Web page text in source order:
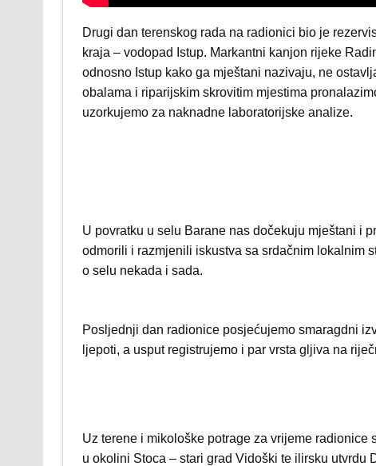
Drugi dan terenskog rada na radionici bio je
kraja – vodopad Istup. Markantni kanjon rijeke
odnosno Istup kako ga mještani nazivaju, ne
obalama i riparijskim skrovitim mjestima
uzorkujemo za naknadne laboratorijske analize.
U povratku u selu Barane nas dočekuju mještani i
odmorili i razmjenili iskustva sa srdačnim lokalnim
o selu nekada i sada.
Posljednji dan radionice posjećujemo smaragdni
ljepoti, a usput registrujemo i par vrsta gljiva na
Uz terene i mikološke potrage za vrijeme
u okolini Stoca – stari grad Vidoški te ilirsku utvrdu